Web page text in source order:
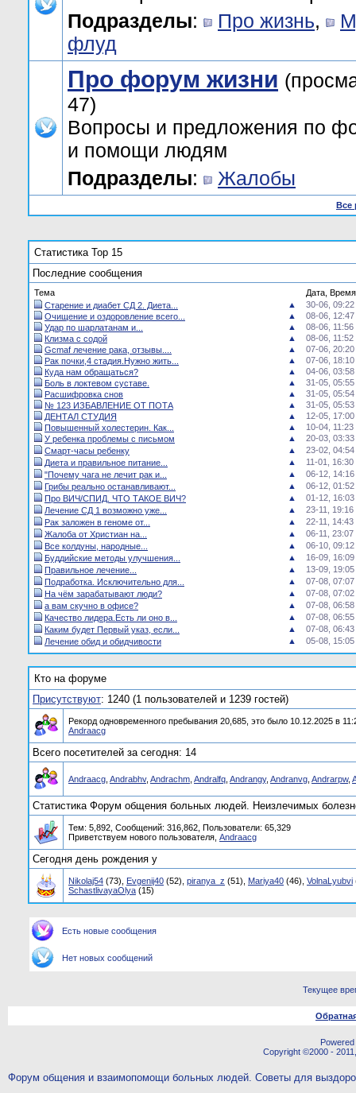
Подразделы: Про жизнь,
флуд
Про форум жизни
47)
Вопросы и предложения по
и помощи людям
Подразделы: Жалобы
Все
Статистика Top 15
Последние сообщения
Тема
Дата, Время
Старение и диабет СД 2. Диета...
▲
30-06, 09:22
Очищение и оздоровление всего...
▲
08-06, 12:47
Удар по шарлатанам и...
▲
08-06, 11:56
Клизма с содой
▲
08-06, 11:52
Gcmaf лечение рака, отзывы....
▲
07-06, 20:20
Рак почки,4 стадия.Нужно жить...
▲
07-06, 18:10
Куда нам обращаться?
▲
04-06, 03:58
Боль в локтевом суставе.
▲
31-05, 05:55
Расшифровка снов
▲
31-05, 05:54
№ 123 ИЗБАВЛЕНИЕ ОТ ПОТА
▲
31-05, 05:53
ДЕНТАЛ СТУДИЯ
▲
12-05, 17:00
Повышенный холестерин. Как...
▲
10-04, 11:23
У ребенка проблемы с письмом
▲
20-03, 03:33
Смарт-часы ребенку
▲
23-02, 04:54
Диета и правильное питание...
▲
11-01, 16:30
"Почему чага не лечит рак и...
▲
06-12, 14:16
Грибы реально останавливают...
▲
06-12, 01:52
Про ВИЧ/СПИД. ЧТО ТАКОЕ ВИЧ?
▲
01-12, 16:03
Лечение СД 1 возможно уже...
▲
23-11, 19:16
Рак заложен в геноме от...
▲
22-11, 14:43
Жалоба от Христиан на...
▲
06-11, 23:07
Все колдуны, народные...
▲
06-10, 09:12
Буддийские методы улучшения...
▲
16-09, 16:09
Правильное лечение...
▲
13-09, 19:05
Подработка. Исключительно для...
▲
07-08, 07:07
На чём зарабатывают люди?
▲
07-08, 07:02
а вам скучно в офисе?
▲
07-08, 06:58
Качество лидера.Есть ли оно в...
▲
07-08, 06:55
Каким будет Первый указ, если...
▲
07-08, 06:43
Лечение обид и обидчивости
▲ 05-08, 15:05
Кто на форуме
Присутствуют: 1240 (1 пользователей и 1239 гостей)
Рекорд одновременного пребывания 20,685, это было 10.12.2025 в
Andraacg
Всего посетителей за сегодня: 14
Andraacg Andrabhv, Andrachm Andralfq Andrangy, Andranvg Andrarpw,
Статистика Форум общения больных людей. Неизлечимых
Тем: 5,892, Сообщений: 316,862, Пользователи: 65,329
Приветствуем нового пользователя, Andraacg
Сегодня день рождения у
Nikolaj54 (73), Evgenij40 (52), piranya_z (51), Mariya40 (46), VolnaLyubvi
SchastlivayaOlya (15)
Есть новые сообщения
Нет новых сообщений
Текущее
Copyright ©2000 -
Форум общения и взаимопомощи больных людей. Советы для